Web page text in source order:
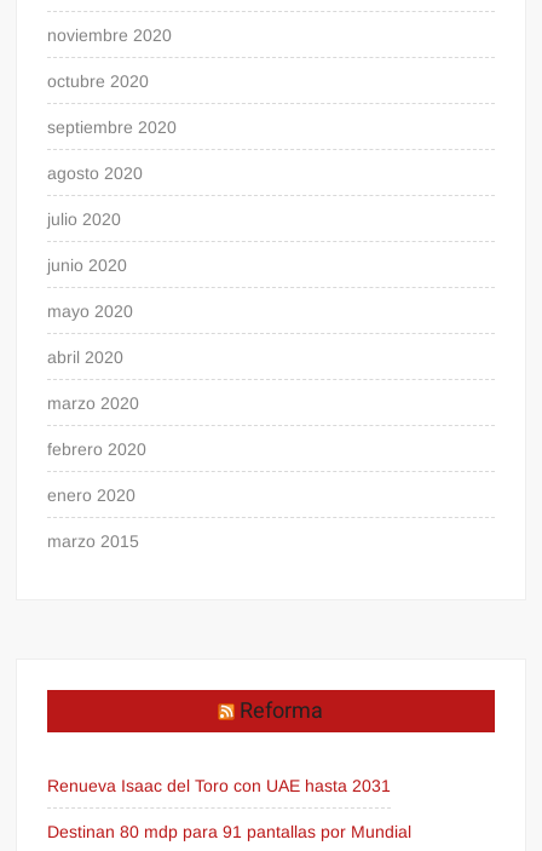
noviembre 2020
octubre 2020
septiembre 2020
agosto 2020
julio 2020
junio 2020
mayo 2020
abril 2020
marzo 2020
febrero 2020
enero 2020
marzo 2015
Reforma
Renueva Isaac del Toro con UAE hasta 2031
Destinan 80 mdp para 91 pantallas por Mundial